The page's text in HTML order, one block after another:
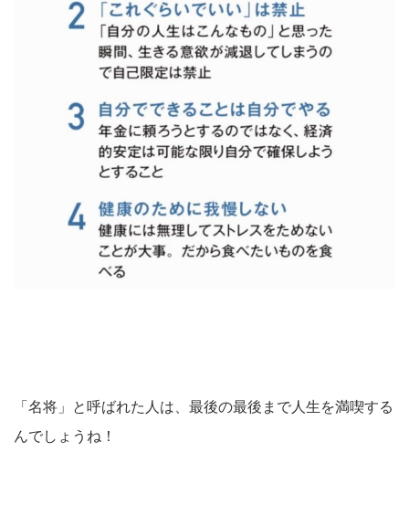
「名将」と呼ばれた人は、最後の最後まで人生を満喫する
んでしょうね！